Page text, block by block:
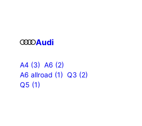
Audi
A4 (3) A6 (2)
A6 allroad (1) Q3 (2)
Q5 (1)